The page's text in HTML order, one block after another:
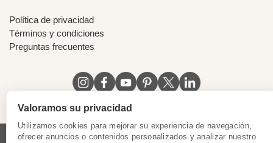
Política de privacidad
Términos y condiciones
Preguntas frecuentes
Valoramos su privacidad
Utilizamos cookies para mejorar su experiencia de navegación,
ofrecer anuncios o contenidos personalizados y analizar nuestro